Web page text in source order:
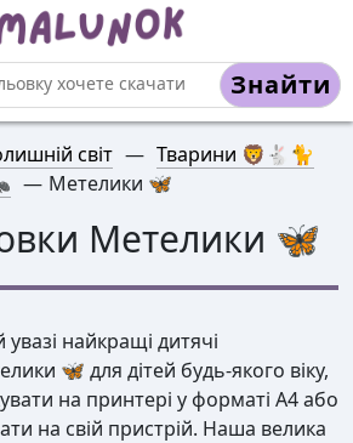
Знайти
світ — Тварини 🦁🐇🐈
— Метелики 🦋
Метелики 🦋
найкращі дитячі
🦋 для дітей будь-якого віку,
на принтері у форматі А4 або
на свій пристрій. Наша велика